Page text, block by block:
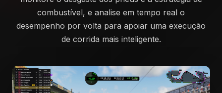
combustível, e analise em tempo real o
desempenho por volta para apoiar uma execução
de corrida mais inteligente.